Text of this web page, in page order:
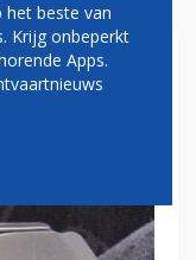
het beste van
Krijg onbeperkt
Apps.